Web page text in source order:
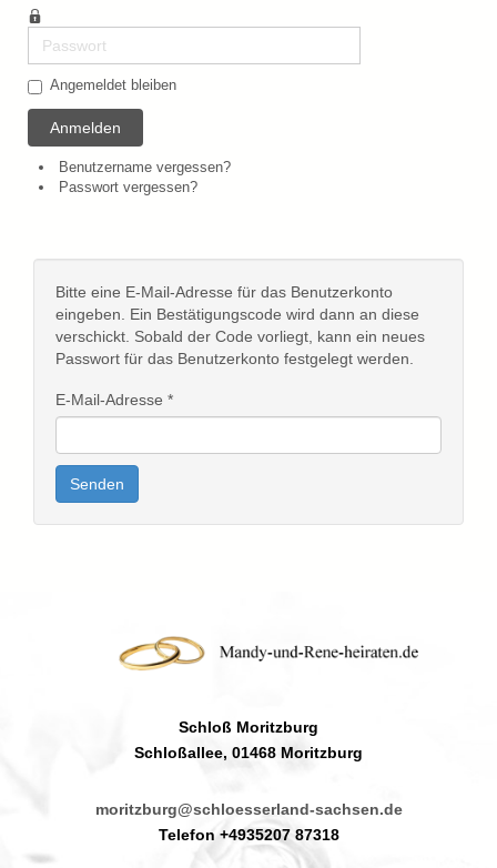
Passwort
Angemeldet bleiben
Anmelden
Benutzername vergessen?
Passwort vergessen?
Bitte eine E-Mail-Adresse für das Benutzerkonto
eingeben. Ein Bestätigungscode wird dann an diese
verschickt. Sobald der Code vorliegt, kann ein neues
Passwort für das Benutzerkonto festgelegt werden.
E-Mail-Adresse *
Senden
Schloß Moritzburg
Schloßallee, 01468 Moritzburg
moritzburg@schloesserland-sachsen.de
Telefon +4935207 87318